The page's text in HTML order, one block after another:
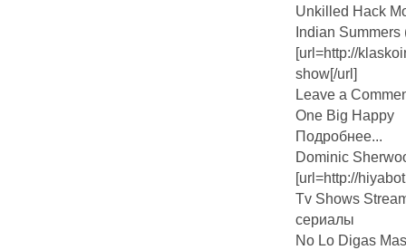
Unkilled Hack
Indian
[url=http://
show[/url]
Leave a
One Big Happy
Подробнее...
Dominic
[url=http://
Tv Shows
сериалы
No Lo Digas Mas